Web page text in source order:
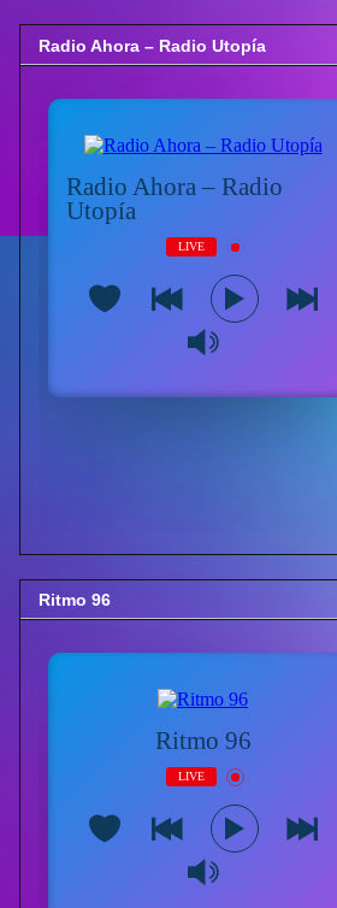
Radio Ahora – Radio Utopía
Ritmo 96